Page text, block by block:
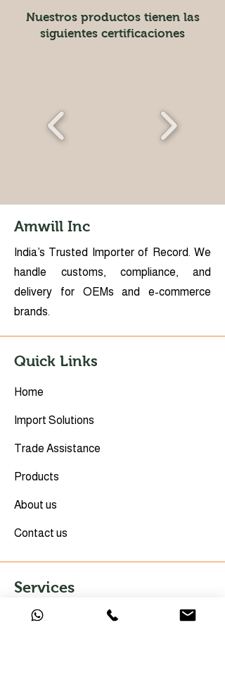
Nuestros productos tienen las
siguientes certificaciones
Amwill Inc
India’s Trusted Importer of Record. We
handle customs, compliance, and
delivery for OEMs and e-commerce
brands.
Quick Links
Home
Import Solutions
Trade Assistance
Products
About us
Contact us
Services
Importer of Record (IOR)